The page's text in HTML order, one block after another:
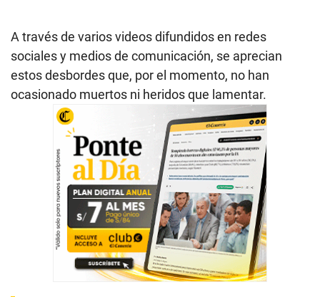
A través de varios videos difundidos en redes
sociales y medios de comunicación, se aprecian
estos desbordes que, por el momento, no han
ocasionado muertos ni heridos que lamentar.